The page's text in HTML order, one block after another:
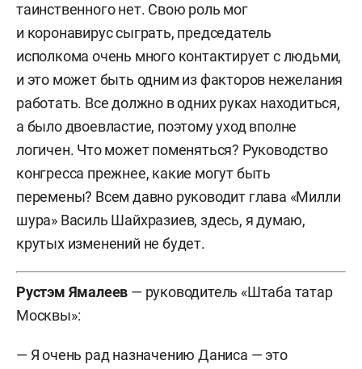
таинственного нет. Свою роль мог
и коронавирус сыграть, председатель
исполкома очень много контактирует с людьми,
и это может быть одним из факторов нежелания
работать. Все должно в одних руках находиться,
а было двоевластие, поэтому уход вполне
логичен. Что может поменяться? Руководство
конгресса прежнее, какие могут быть
перемены? Всем давно руководит глава «Милли
шура» Василь Шайхразиев, здесь, я думаю,
крутых изменений не будет.
Рустэм Ямалеев — руководитель «Штаба татар
Москвы»:
— Я очень рад назначению Даниса — это